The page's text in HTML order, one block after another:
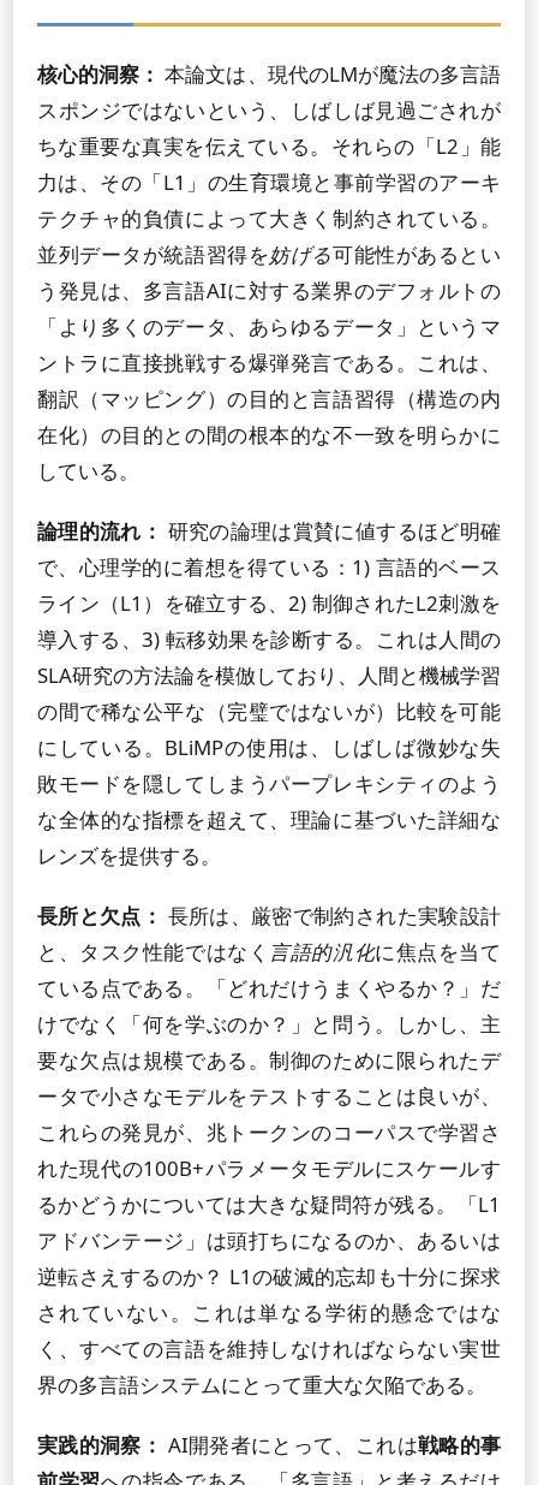
核心的洞察： 本論文は、現代のLMが魔法の多言語
スポンジではないという、しばしば見過ごされが
ちな重要な真実を伝えている。それらの「L2」能
力は、その「L1」の生育環境と事前学習のアーキ
テクチャ的負債によって大きく制約されている。
並列データが統語習得を妨げる可能性があるとい
う発見は、多言語AIに対する業界のデフォルトの
「より多くのデータ、あらゆるデータ」というマ
ントラに直接挑戦する爆弾発言である。これは、
翻訳（マッピング）の目的と言語習得（構造の内
在化）の目的との間の根本的な不一致を明らかに
している。
論理的流れ： 研究の論理は賞賛に値するほど明確
で、心理学的に着想を得ている：1) 言語的ベース
ライン（L1）を確立する、2) 制御されたL2刺激を
導入する、3) 転移効果を診断する。これは人間の
SLA研究の方法論を模倣しており、人間と機械学習
の間で稀な公平な（完璧ではないが）比較を可能
にしている。BLiMPの使用は、しばしば微妙な失
敗モードを隠してしまうパープレキシティのよう
な全体的な指標を超えて、理論に基づいた詳細な
レンズを提供する。
長所と欠点： 長所は、厳密で制約された実験設計
と、タスク性能ではなく 言語的汎化に焦点を当て
ている点である。「どれだけうまくやるか？」だ
けでなく「何を学ぶのか？」と問う。しかし、主
要な欠点は規模である。制御のために限られたデ
ータで小さなモデルをテストすることは良いが、
これらの発見が、兆トークンのコーパスで学習さ
れた現代の100B+パラメータモデルにスケールす
るかどうかについては大きな疑問符が残る。「L1
アドバンテージ」は頭打ちになるのか、あるいは
逆転さえするのか？ L1の破滅的忘却も十分に探求
されていない。これは単なる学術的懸念ではな
く、すべての言語を維持しなければならない実世
界の多言語システムにとって重大な欠陥である。
実践的洞察： AI開発者にとって、これは戦略的事